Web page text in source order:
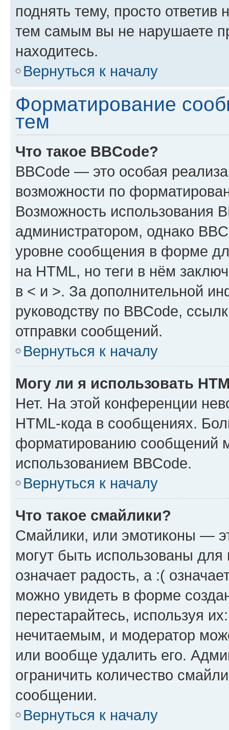
поднять тему, просто ответив
тем самым вы не нарушаете
находитесь.
Вернуться к началу
Форматирование
тем
Что такое BBCode?
BBCode — это особая
возможности по
Возможность использования
администратором, однако
уровне сообщения в форме
на HTML, но теги в нём
в < и >. За дополнительной
руководству по BBCode,
отправки сообщений.
Вернуться к началу
Могу ли я использовать
Нет. На этой конференции
HTML-кода в сообщениях.
форматированию сообщений
использованием BBCode.
Вернуться к началу
Что такое смайлики?
Смайлики, или эмотиконы —
могут быть использованы
означает радость, а :(
можно увидеть в форме
перестарайтесь, используя
нечитаемым, и модератор
или вообще удалить его.
ограничить количество
сообщении.
Вернуться к началу